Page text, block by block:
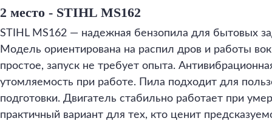
2 место - STIHL MS162
STIHL MS162 — надежная бензопила для бытовых
Модель ориентирована на распил дров и работы
простое, запуск не требует опыта.
утомляемость при работе. Пила подходит для
подготовки. Двигатель стабильно работает при
практичный вариант для тех, кто ценит